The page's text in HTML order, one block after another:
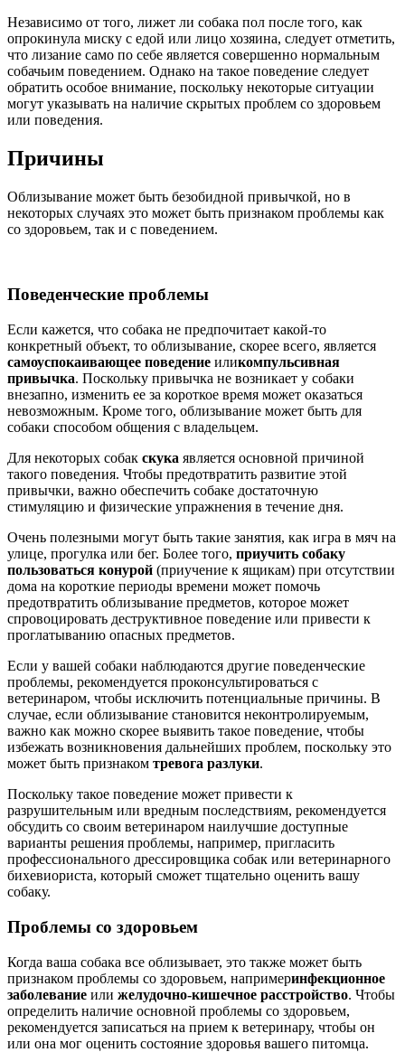
Независимо от того, лижет ли собака пол после того, как
опрокинула миску с едой или лицо хозяина, следует отметить,
что лизание само по себе является совершенно нормальным
собачьим поведением. Однако на такое поведение следует
обратить особое внимание, поскольку некоторые ситуации
могут указывать на наличие скрытых проблем со здоровьем
или поведения.
Причины
Облизывание может быть безобидной привычкой, но в
некоторых случаях это может быть признаком проблемы как
со здоровьем, так и с поведением.
Поведенческие проблемы
Если кажется, что собака не предпочитает какой-то
конкретный объект, то облизывание, скорее всего, является
самоуспокаивающее поведение иликомпульсивная
привычка. Поскольку привычка не возникает у собаки
внезапно, изменить ее за короткое время может оказаться
невозможным. Кроме того, облизывание может быть для
собаки способом общения с владельцем.
Для некоторых собак скука является основной причиной
такого поведения. Чтобы предотвратить развитие этой
привычки, важно обеспечить собаке достаточную
стимуляцию и физические упражнения в течение дня.
Очень полезными могут быть такие занятия, как игра в мяч на
улице, прогулка или бег. Более того, приучить собаку
пользоваться конурой (приучение к ящикам) при отсутствии
дома на короткие периоды времени может помочь
предотвратить облизывание предметов, которое может
спровоцировать деструктивное поведение или привести к
проглатыванию опасных предметов.
Если у вашей собаки наблюдаются другие поведенческие
проблемы, рекомендуется проконсультироваться с
ветеринаром, чтобы исключить потенциальные причины. В
случае, если облизывание становится неконтролируемым,
важно как можно скорее выявить такое поведение, чтобы
избежать возникновения дальнейших проблем, поскольку это
может быть признаком тревога разлуки.
Поскольку такое поведение может привести к
разрушительным или вредным последствиям, рекомендуется
обсудить со своим ветеринаром наилучшие доступные
варианты решения проблемы, например, пригласить
профессионального дрессировщика собак или ветеринарного
бихевиориста, который сможет тщательно оценить вашу
собаку.
Проблемы со здоровьем
Когда ваша собака все облизывает, это также может быть
признаком проблемы со здоровьем, напримеринфекционное
заболевание или желудочно-кишечное расстройство. Чтобы
определить наличие основной проблемы со здоровьем,
рекомендуется записаться на прием к ветеринару, чтобы он
или она мог оценить состояние здоровья вашего питомца.